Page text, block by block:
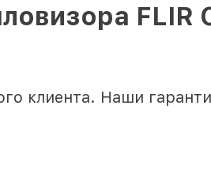
FLIR
клиента. Наши